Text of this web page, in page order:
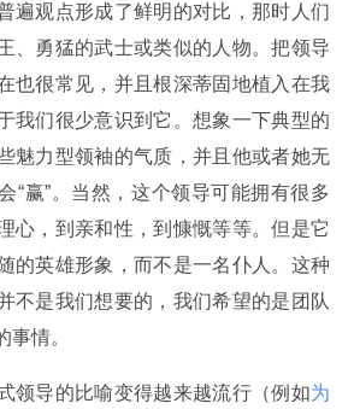
遍观点形成了鲜明的对比，那时人们
、勇猛的武士或类似的人物。把领导
也很常见，并且根深蒂固地植入在我
我们很少意识到它。想象一下典型的
魅力型领袖的气质，并且他或者她无
“赢”。当然，这个领导可能拥有很多
心，到亲和性，到慷慨等等。但是它
的英雄形象，而不是一名仆人。这种
不是我们想要的，我们希望的是团队
事情。
领导的比喻变得越来越流行（例如为